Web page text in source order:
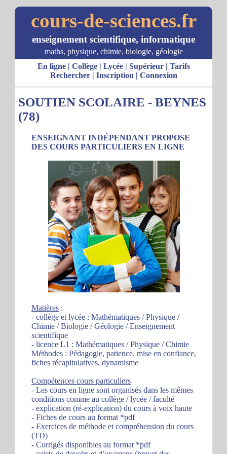
cours-de-sciences.fr
enseignement scientifique, informatique
maths, physique, chimie, biologie, géologie
En ligne| Collège| Lycée| Supérieur| Tarifs
Rechercher| Inscription | Connexion
SOUTIEN SCOLAIRE - BEYNES
(78)
ENSEIGNANT INDÉPENDANT PROPOSE
DES COURS PARTICULIERS EN LIGNE
Matières :
- collège et lycée : Mathématiques / Physique /
Chimie / Biologie / Géologie / Enseignement
scientifique
- licence L1 : Mathématiques / Physique / Chimie
Méthodes : Pédagogie, patience, mise en confiance,
fiches récapitulatives, dynamisme
Compétences cours particuliers
- Les cours en ligne sont organisés dans les mêmes
conditions comme au collège / lycée / faculté
- explication (ré-explication) du cours à voix haute
- Fiches de cours au format *pdf
- Exercices de méthode et compréhension du cours
(TD)
- Corrigés disponibles au format *pdf